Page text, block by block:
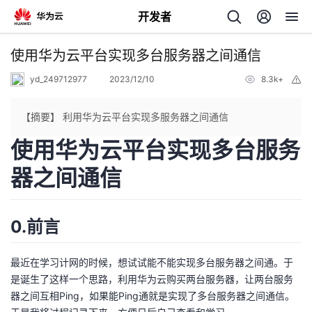
开发者
返
个
主
页
的
开
发
使用华为云平台实现多台服务器之间通信
yd_249712977 2023/12/10 8.3k+
【摘要】 利用华为云平台实现多服务器之间通信
使用华为云平台实现多台服务
器之间通信
0.前言
最近在学习计网的时候，想试试能不能实现多台服务器之间通。于
是诞生了这样一个思路，利用华为云购买两台服务器，让两台服务
器之间互相Ping，如果能Ping通就是实现了多台服务器之间通信。